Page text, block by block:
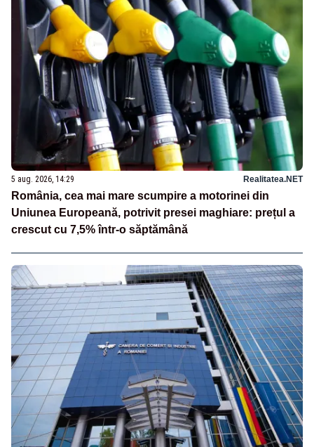
5 aug. 2026, 14:29 Realitatea.NET
România, cea mai mare scumpire a motorinei din
Uniunea Europeană, potrivit presei maghiare: prețul a
crescut cu 7,5% într-o săptămână